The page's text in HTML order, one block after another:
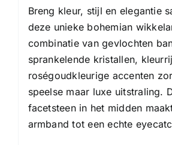
Breng kleur, stijl en elegantie
deze unieke bohemian
combinatie van gevlochten
sprankelende kristallen,
roségoudkleurige accenten
speelse maar luxe uitstraling.
facetsteen in het midden
armband tot een echte